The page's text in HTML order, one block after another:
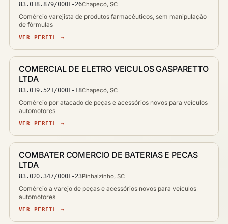
83.018.879/0001-26Chapecó, SC
Comércio varejista de produtos farmacêuticos, sem manipulação
de fórmulas
VER PERFIL →
COMERCIAL DE ELETRO VEICULOS GASPARETTO
LTDA
83.019.521/0001-18Chapecó, SC
Comércio por atacado de peças e acessórios novos para veículos
automotores
VER PERFIL →
COMBATER COMERCIO DE BATERIAS E PECAS
LTDA
83.020.347/0001-23Pinhalzinho, SC
Comércio a varejo de peças e acessórios novos para veículos
automotores
VER PERFIL →